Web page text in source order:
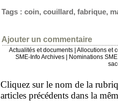
Tags :coin,couillard,fabrique,
Ajouter un commentaire
Actualités et documents
Allocutions et
SME-Info Archives
Nominations
Cliquez sur le nom de la
articles précédents dans la